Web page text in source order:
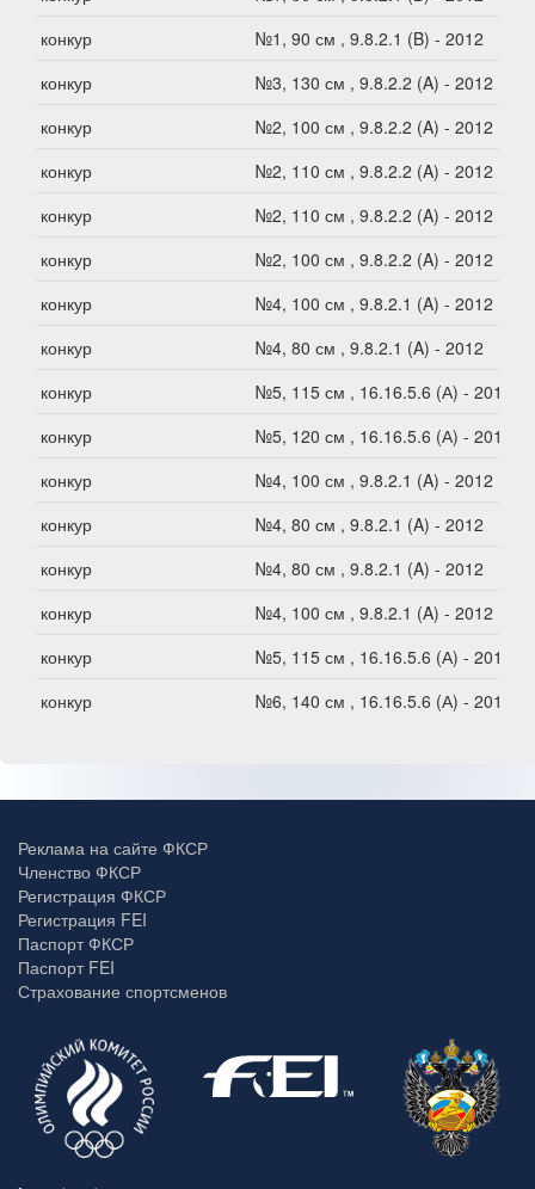
конкур
№1, 90 см , 9.8.2.1 (B) - 2012
конкур
№3, 130 см , 9.8.2.2 (A) - 2012
конкур
№2, 100 см , 9.8.2.2 (A) - 2012
конкур
№2, 110 см , 9.8.2.2 (A) - 2012
конкур
№2, 110 см , 9.8.2.2 (A) - 2012
конкур
№2, 100 см , 9.8.2.2 (A) - 2012
конкур
№4, 100 см , 9.8.2.1 (A) - 2012
конкур
№4, 80 см , 9.8.2.1 (A) - 2012
конкур
№5, 115 см , 16.16.5.6 (А) - 2012
конкур
№5, 120 см , 16.16.5.6 (А) - 2012
конкур
№4, 100 см , 9.8.2.1 (A) - 2012
конкур
№4, 80 см , 9.8.2.1 (A) - 2012
конкур
№4, 80 см , 9.8.2.1 (A) - 2012
конкур
№4, 100 см , 9.8.2.1 (A) - 2012
конкур
№5, 115 см , 16.16.5.6 (А) - 2012
конкур
№6, 140 см , 16.16.5.6 (А) - 2012
Реклама на сайте ФКСР
Членство ФКСР
Регистрация ФКСР
Регистрация FEI
Паспорт ФКСР
Паспорт FEI
Страхование спортсменов